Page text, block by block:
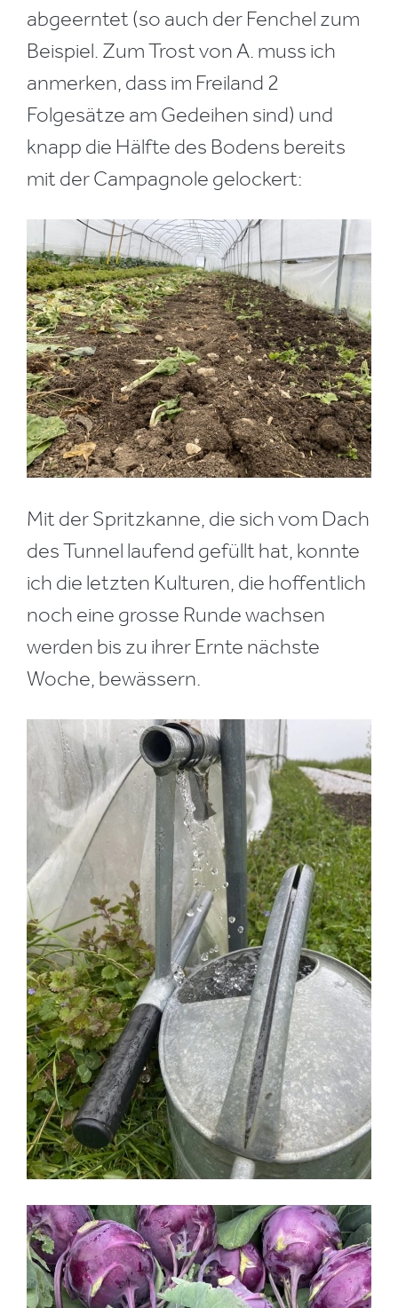
abgeerntet (so auch der Fenchel zum
Beispiel. Zum Trost von A. muss ich
anmerken, dass im Freiland 2
Folgesätze am Gedeihen sind) und
knapp die Hälfte des Bodens bereits
mit der Campagnole gelockert:
Mit der Spritzkanne, die sich vom Dach
des Tunnel laufend gefüllt hat, konnte
ich die letzten Kulturen, die hoffentlich
noch eine grosse Runde wachsen
werden bis zu ihrer Ernte nächste
Woche, bewässern.